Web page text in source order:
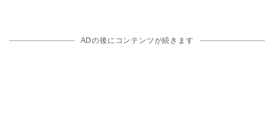
ADの後にコンテンツが続きます